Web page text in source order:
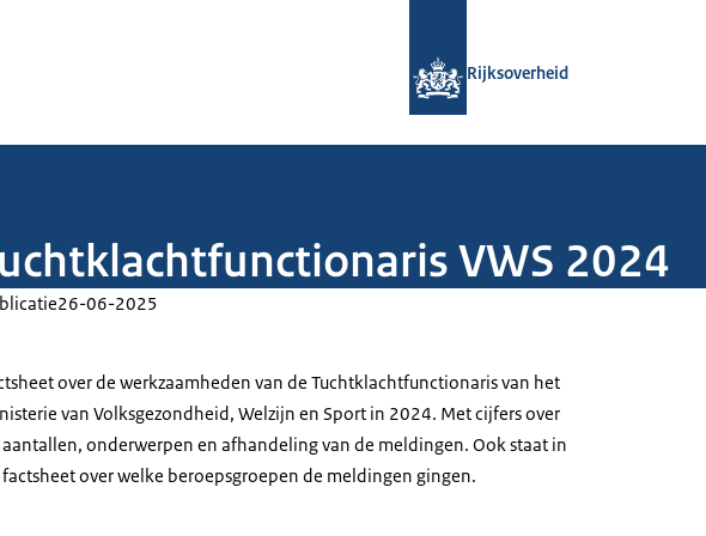
Rijksoverheid
VWS 2024
26-06-2025
over de werkzaamheden van de Tuchtklachtfunctionaris van het
van Volksgezondheid, Welzijn en Sport in 2024. Met cijfers over
onderwerpen en afhandeling van de meldingen. Ook staat in
over welke beroepsgroepen de meldingen gingen.